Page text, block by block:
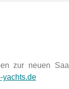
zur neuen
yachts.de